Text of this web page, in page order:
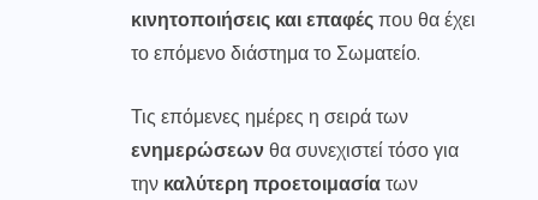
κινητοποιήσεις και επαφέςπου θα έχει
το επόμενο διάστημα το Σωματείο.
Τις επόμενες ημέρες η σειρά των
ενημερώσεωνθα συνεχιστεί τόσο για
την καλύτερη προετοιμασίατων